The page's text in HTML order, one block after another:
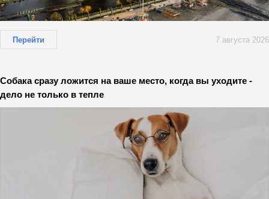
Перейти 7 августа 2026
Собака сразу ложится на ваше место, когда вы уходите -
дело не только в тепле